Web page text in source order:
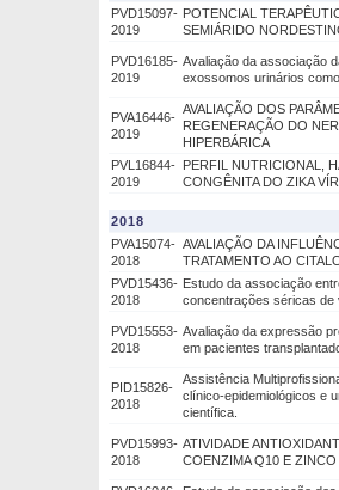
PVD15097-
2019
POTENCIAL
SEMIÁRIDO
PVD16185-
2019
Avaliação da associação
exossomos urinários
PVA16446-
2019
AVALIAÇÃO DOS
REGENERAÇÃO DO
HIPERBÁRICA
PVL16844-
2019
PERFIL NUTRICIONAL,
CONGÊNITA DO ZIKA
2018
PVA15074-
2018
AVALIAÇÃO DA
TRATAMENTO AO
PVD15436-
2018
Estudo da associação
concentrações séricas de
PVD15553-
2018
Avaliação da expressão
em pacientes
PID15826-
2018
Assistência
clínico-epidemiológicos e
científica.
PVD15993-
2018
ATIVIDADE
COENZIMA Q10 E ZINCO